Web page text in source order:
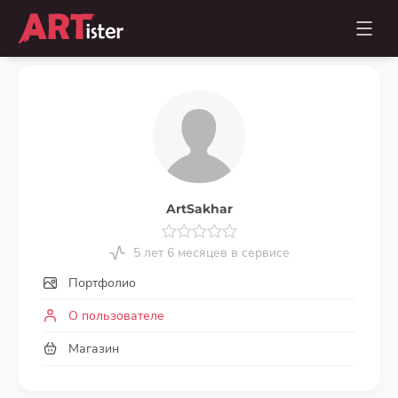
ArtSakhar
5 лет 6 месяцев в сервисе
Портфолио
О пользователе
Магазин